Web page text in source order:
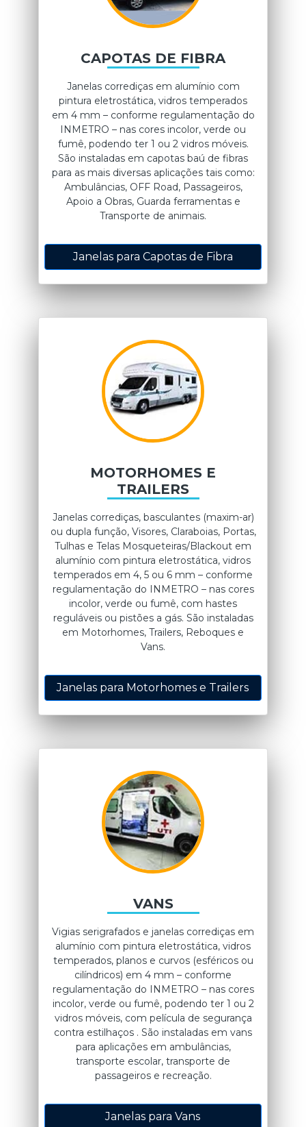
CAPOTAS DE FIBRA
Janelas corrediças em alumínio com
pintura eletrostática, vidros temperados
em 4 mm – conforme regulamentação do
INMETRO – nas cores incolor, verde ou
fumê, podendo ter 1 ou 2 vidros móveis.
São instaladas em capotas baú de fibras
para as mais diversas aplicações tais como:
Ambulâncias, OFF Road, Passageiros,
Apoio a Obras, Guarda ferramentas e
Transporte de animais.
Janelas para Capotas de Fibra
MOTORHOMES E
TRAILERS
Janelas corrediças, basculantes (maxim-ar)
ou dupla função, Visores, Claraboias, Portas,
Tulhas e Telas Mosqueteiras/Blackout em
alumínio com pintura eletrostática, vidros
temperados em 4, 5 ou 6 mm – conforme
regulamentação do INMETRO – nas cores
incolor, verde ou fumê, com hastes
reguláveis ou pistões a gás. São instaladas
em Motorhomes, Trailers, Reboques e
Vans.
Janelas para Motorhomes e Trailers
VANS
Vigias serigrafados e janelas corrediças em
alumínio com pintura eletrostática, vidros
temperados, planos e curvos (esféricos ou
cilíndricos) em 4 mm – conforme
regulamentação do INMETRO – nas cores
incolor, verde ou fumê, podendo ter 1 ou 2
vidros móveis, com película de segurança
contra estilhaços . São instaladas em vans
para aplicações em ambulâncias,
transporte escolar, transporte de
passageiros e recreação.
Janelas para Vans